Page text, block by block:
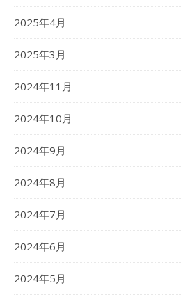
2025年4月
2025年3月
2024年11月
2024年10月
2024年9月
2024年8月
2024年7月
2024年6月
2024年5月